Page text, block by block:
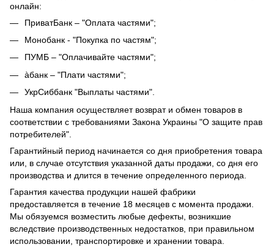
онлайн:
ПриватБанк – "Оплата частями";
Монобанк - "Покупка по частям";
ПУМБ – "Оплачивайте частями";
àбанк – "Плати частями";
УкрСиббанк "Выплаты частями".
Наша компания осуществляет возврат и обмен товаров в
соответствии с требованиями Закона Украины "О защите прав
потребителей".
Гарантийный период начинается со дня приобретения товара
или, в случае отсутствия указанной даты продажи, со дня его
производства и длится в течение определенного периода.
Гарантия качества продукции нашей фабрики
предоставляется в течение 18 месяцев с момента продажи.
Мы обязуемся возместить любые дефекты, возникшие
вследствие производственных недостатков, при правильном
использовании, транспортировке и хранении товара.